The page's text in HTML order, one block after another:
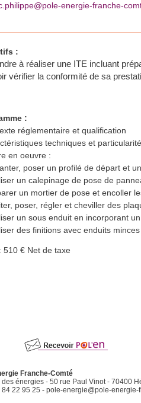
energie-franche-
:
à réaliser une ITE incluant
vérifier la conformité de sa
:
réglementaire et qualification
techniques et
en oeuvre :
poser un profilé de départ et
un calepinage de pose de
un mortier de pose et encoller
poser, régler et cheviller des
un sous enduit en incorporant
des finitions avec enduits
510 € Net de taxe
Franche-Comté
des énergies - 50 rue Paul Vinot - 70400
84 22 95 25 - pole-energie@pole-energie-